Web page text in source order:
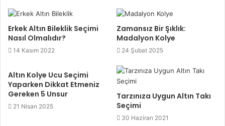
Erkek Altın Bileklik Seçimi
Nasıl Olmalıdır?
14 Kasım 2022
Zamansız Bir Şıklık:
Madalyon Kolye
24 Şubat 2025
Altın Kolye Ucu Seçimi
Yaparken Dikkat Etmeniz
Gereken 5 Unsur
21 Nisan 2025
Tarzınıza Uygun Altın Takı
Seçimi
30 Haziran 2021